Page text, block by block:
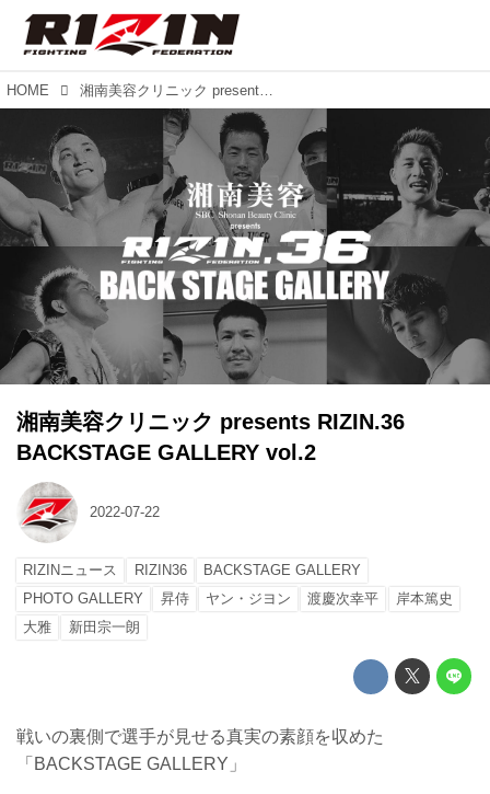
HOME 湘南美容クリニック presents RIZIN.36 BACKSTAGE GALLERY vol.2
湘南美容クリニック presents RIZIN.36
BACKSTAGE GALLERY vol.2
2022-07-22
RIZINニュース RIZIN36
BACKSTAGE GALLERY
PHOTO GALLERY
昇侍 ヤン・ジヨン 渡慶次幸平
岸本篤史
大雅
新田宗一朗
戦いの裏側で選手が見せる真実の素顔を収めた
「BACKSTAGE GALLERY」